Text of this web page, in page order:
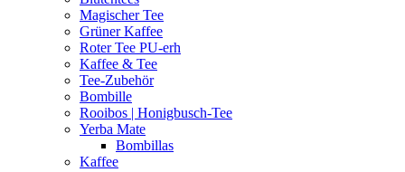
Magischer Tee
Grüner Kaffee
Roter Tee PU-erh
Kaffee & Tee
Tee-Zubehör
Bombille
Rooibos | Honigbusch-Tee
Yerba Mate
Bombillas
Kaffee